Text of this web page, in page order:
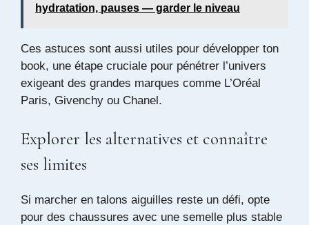
hydratation, pauses — garder le niveau
Ces astuces sont aussi utiles pour développer ton
book, une étape cruciale pour pénétrer l’univers
exigeant des grandes marques comme L’Oréal
Paris, Givenchy ou Chanel.
Explorer les alternatives et connaître
ses limites
Si marcher en talons aiguilles reste un défi, opte
pour des chaussures avec une semelle plus stable